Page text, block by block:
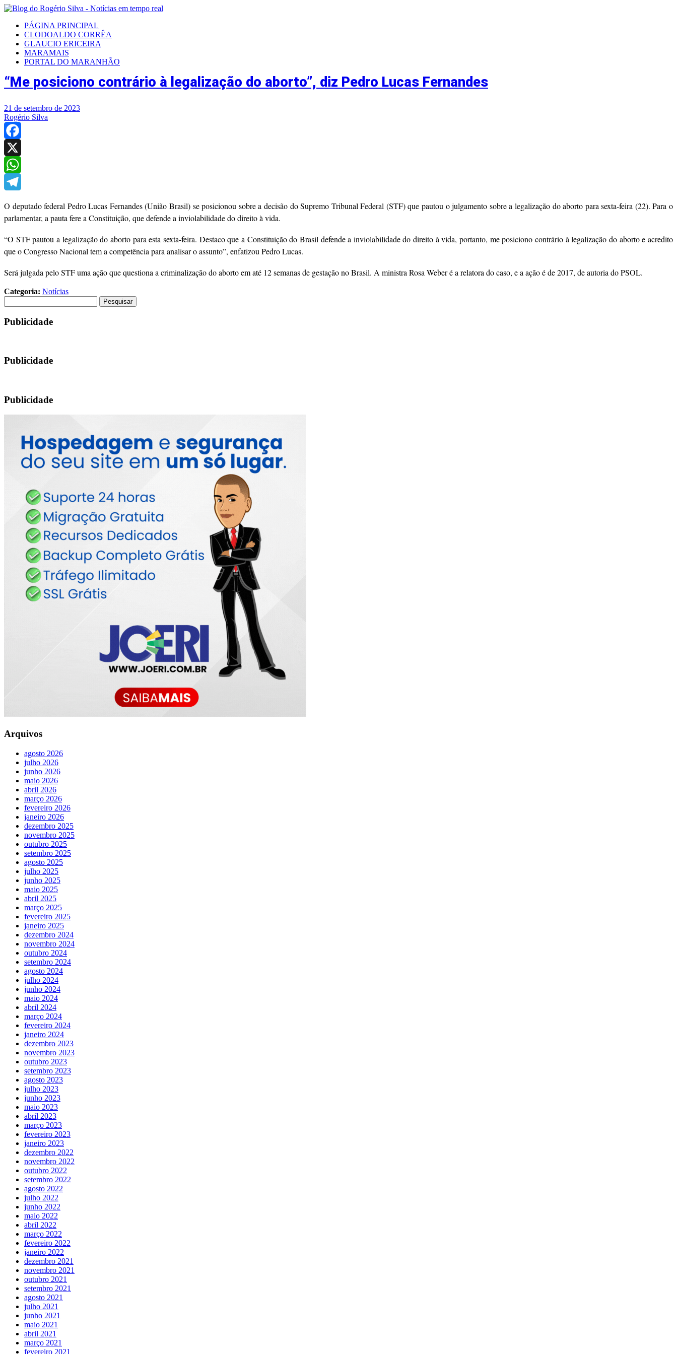
PÁGINA PRINCIPAL
CLODOALDO CORRÊA
GLAUCIO ERICEIRA
MARAMAIS
PORTAL DO MARANHÃO
“Me posiciono contrário à legalização do aborto”, diz Pedro Lucas Fernandes
21 de setembro de 2023
Rogério Silva
Facebook
X
WhatsApp
O deputado federal Pedro Lucas Fernandes (União Brasil) se posicionou sobre a decisão do Supremo Tribunal Federal (STF) que pautou o julgamento sobre a legalização do aborto para sexta-feira (22). Para o
parlamentar, a pauta fere a Constituição, que defende a inviolabilidade do direito à vida.
“O STF pautou a legalização do aborto para esta sexta-feira. Destaco que a Constituição do Brasil defende a inviolabilidade do direito à vida, portanto, me posiciono contrário à legalização do aborto e acredito
que o Congresso Nacional tem a competência para analisar o assunto”, enfatizou Pedro Lucas.
Será julgada pelo STF uma ação que questiona a criminalização do aborto em até 12 semanas de gestação no Brasil. A ministra Rosa Weber é a relatora do caso, e a ação é de 2017, de autoria do PSOL.
Categoria: Notícias
por:
Publicidade
Publicidade
Publicidade
Arquivos
agosto 2026
julho 2026
junho 2026
maio 2026
abril 2026
março 2026
fevereiro 2026
janeiro 2026
dezembro 2025
novembro 2025
outubro 2025
setembro 2025
agosto 2025
julho 2025
junho 2025
maio 2025
abril 2025
março 2025
fevereiro 2025
janeiro 2025
dezembro 2024
novembro 2024
outubro 2024
setembro 2024
agosto 2024
julho 2024
junho 2024
maio 2024
abril 2024
março 2024
fevereiro 2024
janeiro 2024
dezembro 2023
novembro 2023
outubro 2023
setembro 2023
agosto 2023
julho 2023
junho 2023
maio 2023
abril 2023
março 2023
fevereiro 2023
janeiro 2023
dezembro 2022
novembro 2022
outubro 2022
setembro 2022
agosto 2022
julho 2022
junho 2022
maio 2022
abril 2022
março 2022
fevereiro 2022
janeiro 2022
dezembro 2021
novembro 2021
outubro 2021
setembro 2021
agosto 2021
julho 2021
junho 2021
maio 2021
abril 2021
março 2021
fevereiro 2021